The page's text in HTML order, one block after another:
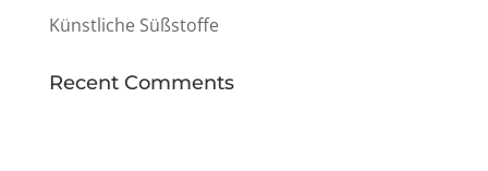
Künstliche Süßstoffe
Recent Comments